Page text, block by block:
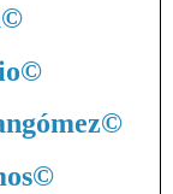
©
©
©
©